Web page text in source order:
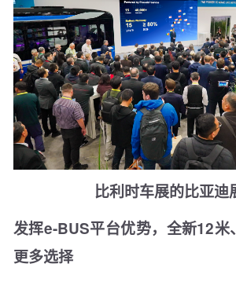
比利时车展的比亚迪
发挥e-BUS平台优势，全新12米
更多选择